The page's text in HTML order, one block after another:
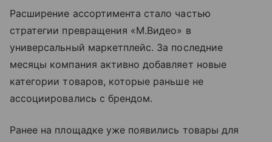
Расширение ассортимента стало частью
стратегии превращения «М.Видео» в
универсальный маркетплейс. За последние
месяцы компания активно добавляет новые
категории товаров, которые раньше не
ассоциировались с брендом.
Ранее на площадке уже появились товары для